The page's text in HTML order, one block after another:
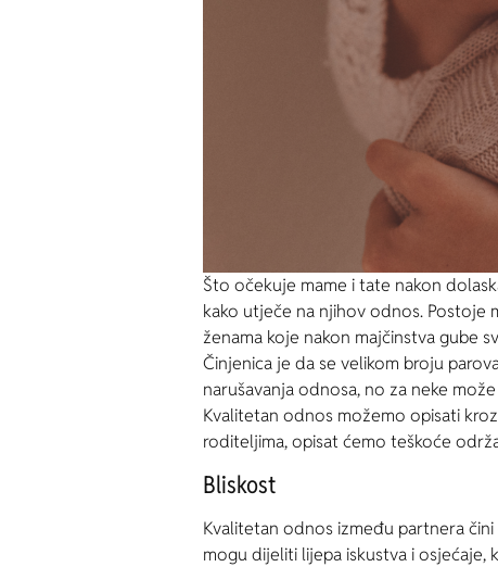
Što očekuje mame i tate nakon
kako utječe na njihov odnos. Postoje
ženama koje nakon majčinstva gube
Činjenica je da se velikom broju
narušavanja odnosa, no za neke
Kvalitetan odnos možemo opisati
roditeljima, opisat ćemo teškoće
Bliskost
Kvalitetan odnos između partnera
mogu dijeliti lijepa iskustva i osjećaje,